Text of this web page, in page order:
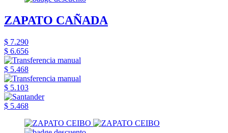
ZAPATO CAÑADA
$ 7.290
$ 6.656
$ 5.468
$ 5.103
$ 5.468